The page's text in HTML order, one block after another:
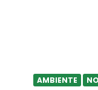
AMBIENTE